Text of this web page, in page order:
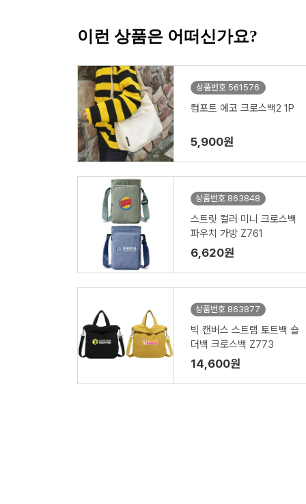
이런 상품은 어떠신가요?
상품번호 561576
컴포트 에코 크로스백2 1P
5,900원
상품번호 863848
스트릿 컬러 미니 크로스백
파우치 가방 Z761
6,620원
상품번호 863877
빅 캔버스 스트랩 토트백 숄
더백 크로스백 Z773
14,600원